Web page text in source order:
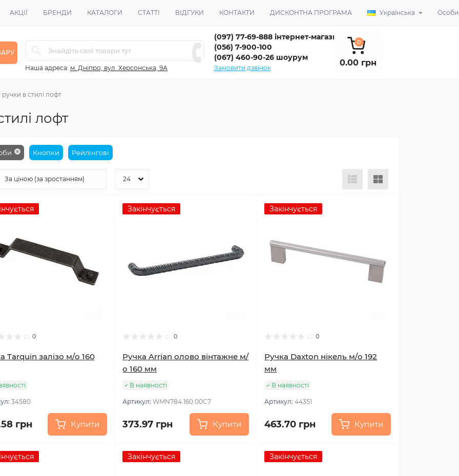
АКЦІЇ БРЕНДИ КАТАЛОГИ СТАТТІ ВІДГУКИ КОНТАКТИ ДИСКОНТНА ПРОГРАМА Українська
Наша адреса: м. Дніпро, вул. Херсонська, 9А
(097) 77-69-888 інтернет-магазин
(056) 7-900-100
(067) 460-90-26 шоурум
Замовити дзвінок
0
0.00 грн
в стилі лофт
лофт
Кнопки Рейлінгові
0
Tarquin залізо м/о 160
34580
грн Купити
Закінчується
0
Ручка Arrian олово вінтажне м/
о 160 мм
В наявності
Артикул:WMN784.160.00C7
373.97 грн Купити
Закінчується
0
Ручка Daxton нікель м/о 192
мм
В наявності
Артикул:44351
463.70 грн Купити
Закінчується Закінчується